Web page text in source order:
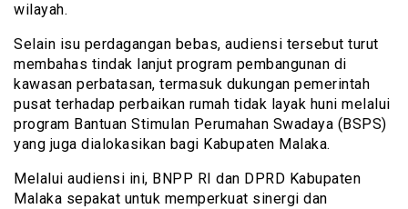
wilayah.
Selain isu perdagangan bebas, audiensi tersebut turut
membahas tindak lanjut program pembangunan di
kawasan perbatasan, termasuk dukungan pemerintah
pusat terhadap perbaikan rumah tidak layak huni melalui
program Bantuan Stimulan Perumahan Swadaya (BSPS)
yang juga dialokasikan bagi Kabupaten Malaka.
Melalui audiensi ini, BNPP RI dan DPRD Kabupaten
Malaka sepakat untuk memperkuat sinergi dan